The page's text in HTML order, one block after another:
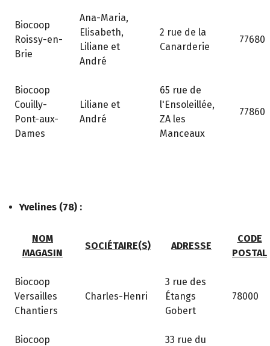
Biocoop
Roissy-en-
Brie
Ana-Maria,
Elisabeth,
Liliane et
André
2 rue de la
Canarderie
77680
Biocoop
Couilly-
Pont-aux-
Dames
Liliane et
André
65 rue de
l'Ensoleillée,
ZA les
Manceaux
77860
Yvelines (78) :
NOM
MAGASIN
SOCIÉTAIRE(S) ADRESSE
CODE
POSTAL
Biocoop
Versailles
Chantiers
Charles-Henri
3 rue des
Étangs
Gobert
78000
Biocoop
33 rue du